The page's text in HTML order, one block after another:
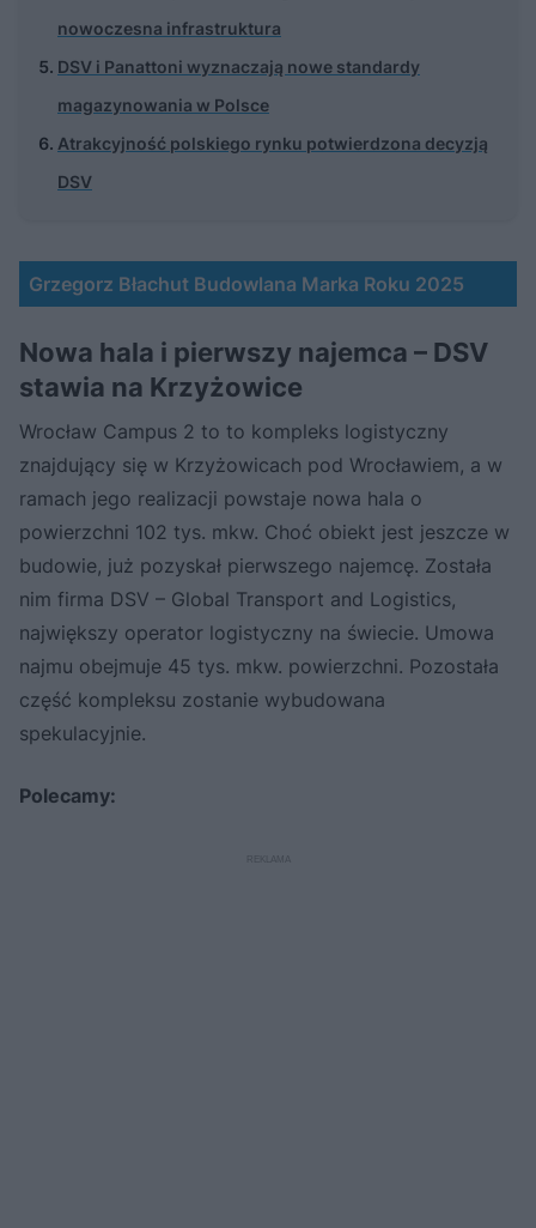
nowoczesna infrastruktura
DSV i Panattoni wyznaczają nowe standardy
magazynowania w Polsce
Atrakcyjność polskiego rynku potwierdzona decyzją
DSV
Grzegorz Błachut Budowlana Marka Roku 2025
Nowa hala i pierwszy najemca – DSV
stawia na Krzyżowice
Wrocław Campus 2 to to kompleks logistyczny
znajdujący się w Krzyżowicach pod Wrocławiem, a w
ramach jego realizacji powstaje nowa hala o
powierzchni 102 tys. mkw. Choć obiekt jest jeszcze w
budowie, już pozyskał pierwszego najemcę. Została
nim firma DSV – Global Transport and Logistics,
największy operator logistyczny na świecie. Umowa
najmu obejmuje 45 tys. mkw. powierzchni. Pozostała
część kompleksu zostanie wybudowana
spekulacyjnie.
Polecamy: